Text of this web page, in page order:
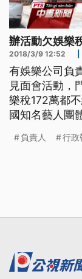
辦活動欠娛樂
2018/3/9 12:52
有娛樂公司負
見面會活動，
樂稅172萬都不繳
國知名藝人團
市府娛樂稅
負責人 行政